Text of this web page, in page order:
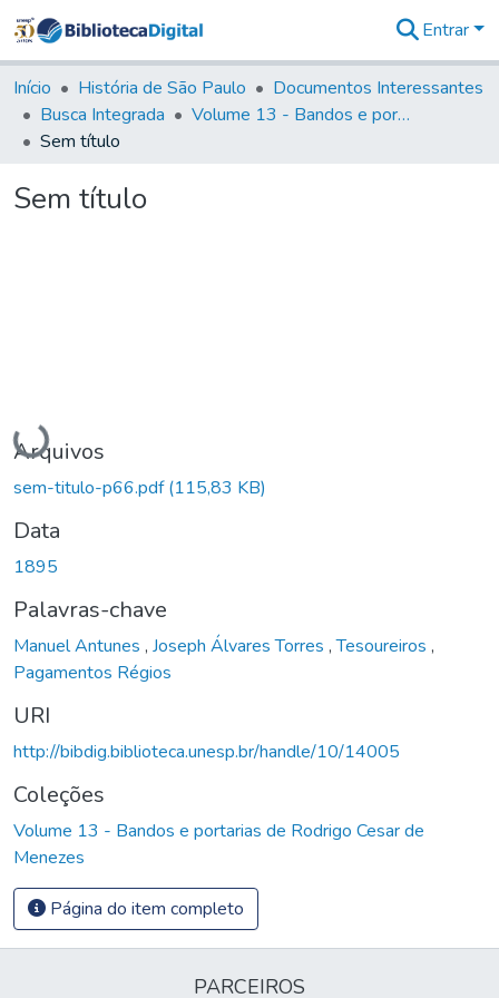
&
Coleções
Tudo na
Entrar
Início História de São Paulo
Documentos Interessantes
Busca Integrada
Volume 13 - Bandos e portarias de Rodrigo Cesar de Menezes
Sem título
Sem título
Carregando...
Arquivos
sem-titulo-p66.pdf(115,83 KB)
Data
1895
Palavras-chave
Manuel Antunes , Joseph Álvares Torres ,Tesoureiros ,
Pagamentos Régios
URI
http://bibdig.biblioteca.unesp.br/handle/10/14005
Coleções
Volume 13 - Bandos e portarias de Rodrigo Cesar de
Menezes
Página do item completo
PARCEIROS